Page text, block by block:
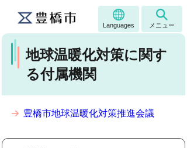
Languages メニュー
地球温暖化対策に関す
る付属機関
豊橋市地球温暖化対策推進会議